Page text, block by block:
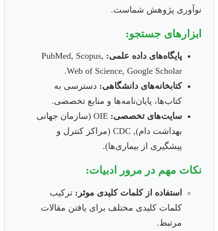
نوآوری پژوهش شماست.
ابزارهای جستجو:
پایگاه‌های داده علمی: PubMed, Scopus,
Web of Science, Google Scholar.
کتابخانه‌های دانشگاهی: دسترسی به
کتاب‌ها، پایان‌نامه‌ها و منابع تخصصی.
سایت‌های تخصصی:
OIE (سازمان جهانی
بهداشت دام), CDC (مراکز کنترل و
پیشگیری از بیماری‌ها).
نکات مهم در مرور ادبیات:
استفاده از کلمات کلیدی موثر: ترکیب
کلمات کلیدی مختلف برای یافتن مقالات
مرتبط.